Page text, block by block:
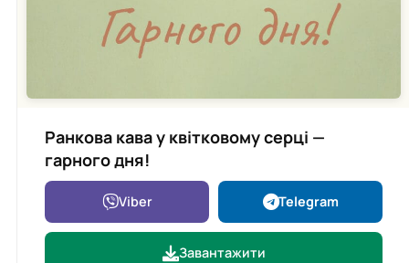
Ранкова кава у квітковому серці —
гарного дня!
Viber Telegram
Завантажити